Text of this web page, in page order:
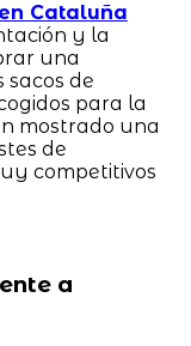
Cataluña
y la
una
de
para la
mostrado una
de
competitivos
a